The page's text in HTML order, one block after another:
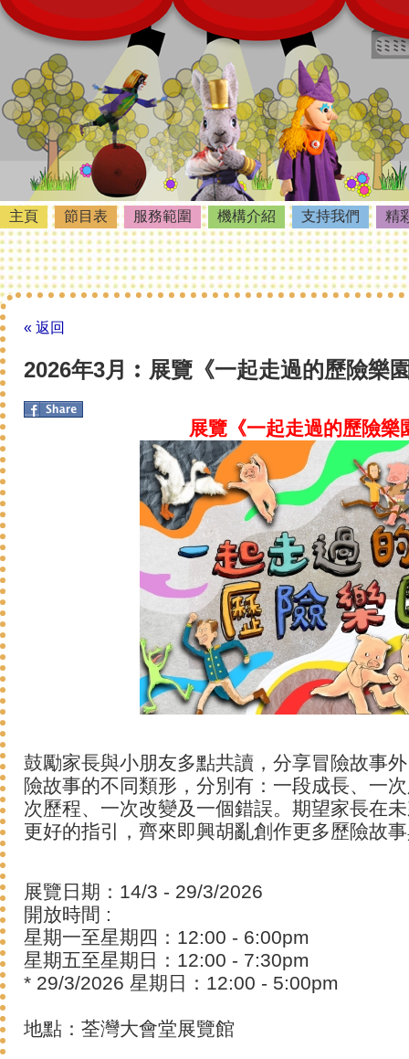
主頁 節目表 服務範圍 機構介紹 支持我們 精
« 返回
2026年3月︰展覽《一起走過的歷險樂
展覽《一起走過的歷險樂
鼓勵家長與小朋友多點共讀，分享冒險故事
險故事的不同類形，分別有：一段成長、一
次歷程、一次改變及一個錯誤。期望家長在
更好的指引，齊來即興胡亂創作更多歷險故
展覽日期：14/3 - 29/3/2026
開放時間 :
星期一至星期四：12:00 - 6:00pm
星期五至星期日：12:00 - 7:30pm
* 29/3/2026 星期日：12:00 - 5:00pm
地點：荃灣大會堂展覽館